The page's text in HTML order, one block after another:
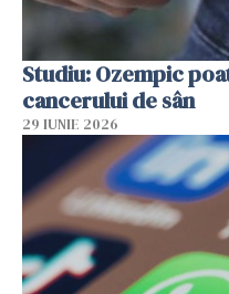
Studiu: Ozempic
cancerului de sân
29 IUNIE 2026